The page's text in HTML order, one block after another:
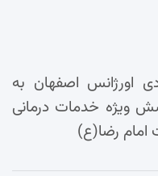
امدادی اورژانس اصفهان به
ویژه خدمات درمانی
امام رضا(ع)